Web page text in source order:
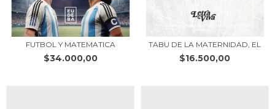
FUTBOL Y MATEMATICA
$34.000,00
TABU DE LA MATERNIDAD, EL
$16.500,00